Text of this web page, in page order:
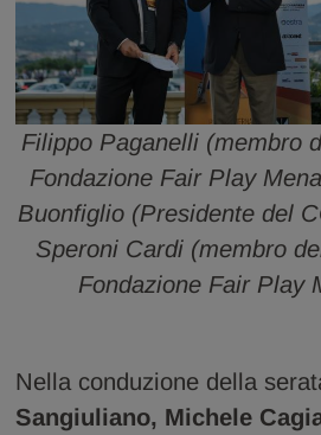
Filippo Paganelli (membro
Fondazione Fair Play
Buonfiglio (Presidente del
Speroni Cardi (membro
Fondazione Fair Play
Nella conduzione della
Sangiuliano, Michele